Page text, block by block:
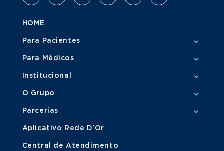
HOME
Para Pacientes
Para Médicos
Institucional
O Grupo
Parcerias
Aplicativo Rede D'Or
Central de Atendimento